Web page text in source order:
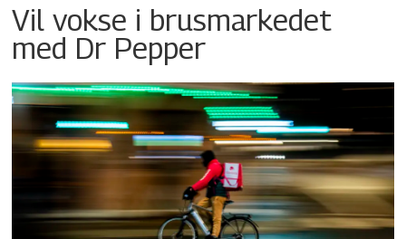
Vil vokse i brusmarkedet
med Dr Pepper